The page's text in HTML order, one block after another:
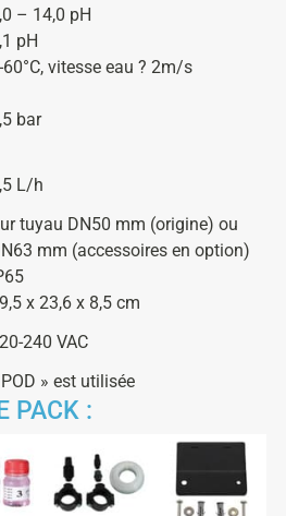
– 14,0 pH
pH
60°C, vitesse eau ? 2m/s
bar
L/h
tuyau DN50 mm (origine) ou
mm (accessoires en option)
x 23,6 x 8,5 cm
240 VAC
» est utilisée
PACK :